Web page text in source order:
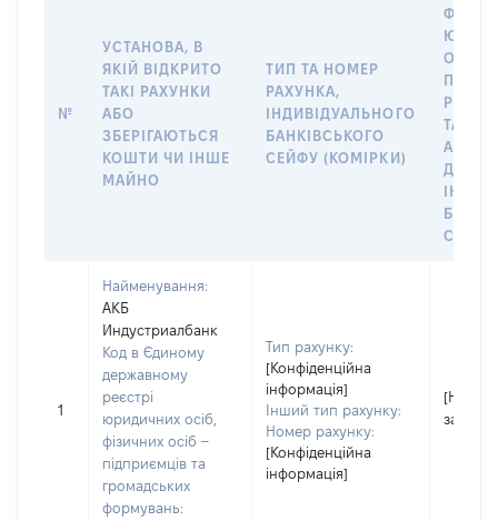
№
УСТАНОВА, В
ЯКІЙ ВІДКРИТО
ТАКІ РАХУНКИ
АБО
ЗБЕРІГАЮТЬСЯ
КОШТИ ЧИ ІНШЕ
МАЙНО
ТИП ТА НОМЕР
РАХУНКА,
ІНДИВІДУАЛЬНОГО
БАНКІВСЬКОГО
СЕЙФУ (КОМІРКИ)
ПРАВО
АБО
ДО
1
Найменування:
АКБ
Индустриалбанк
Код в Єдиному
державному
реєстрі
юридичних осіб,
фізичних осіб –
підприємців та
громадських
формувань:
Тип рахунку:
[Конфіденційна
інформація]
Інший тип рахунку:
Номер рахунку:
[Конфіденційна
інформація]
[Не